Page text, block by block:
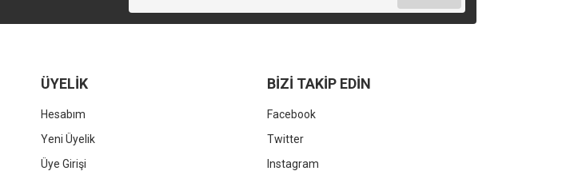
ÜYELİK
Hesabım
Yeni Üyelik
Üye Girişi
BİZİ TAKİP EDİN
Facebook
Twitter
Instagram